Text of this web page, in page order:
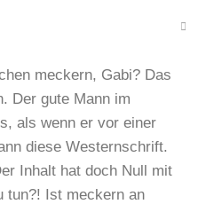
meckern, Gabi? Das
Der gute Mann im
als wenn er vor einer
diese Westernschrift.
Inhalt hat doch Null mit
tun?! Ist meckern an